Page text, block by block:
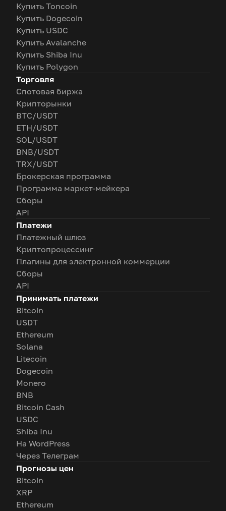
Купить Toncoin
Купить Dogecoin
Купить USDC
Купить Avalanche
Купить Shiba Inu
Купить Polygon
Торговля
Спотовая биржа
Крипторынки
BTC/USDT
ETH/USDT
SOL/USDT
BNB/USDT
TRX/USDT
Брокерская программа
Программа маркет-мейкера
Сборы
API
Платежи
Платежный шлюз
Криптопроцессинг
Плагины для электронной коммерции
Сборы
API
Принимать платежи
Bitcoin
USDT
Ethereum
Solana
Litecoin
Dogecoin
Monero
BNB
Bitcoin Cash
USDC
Shiba Inu
На WordPress
Через Телеграм
Прогнозы цен
Bitcoin
XRP
Ethereum